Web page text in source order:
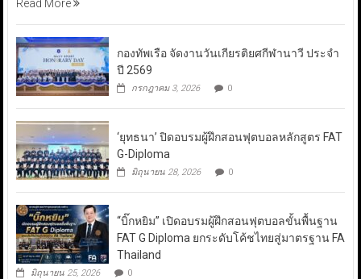
Read More
กองทัพเรือ จัดงานวันเกียรติยศกีฬานาวี ประจำ
ปี 2569
กรกฎาคม 3, 2026 0
‘ยุทธนา’ ปิดอบรมผู้ฝึกสอนฟุตบอลหลักสูตร FAT
G-Diploma
มิถุนายน 28, 2026 0
“บิ๊กหยิม” เปิดอบรมผู้ฝึกสอนฟุตบอลขั้นพื้นฐาน
FAT G Diploma ยกระดับโค้ชไทยสู่มาตรฐาน FA
Thailand
มิถุนายน 25, 2026 0